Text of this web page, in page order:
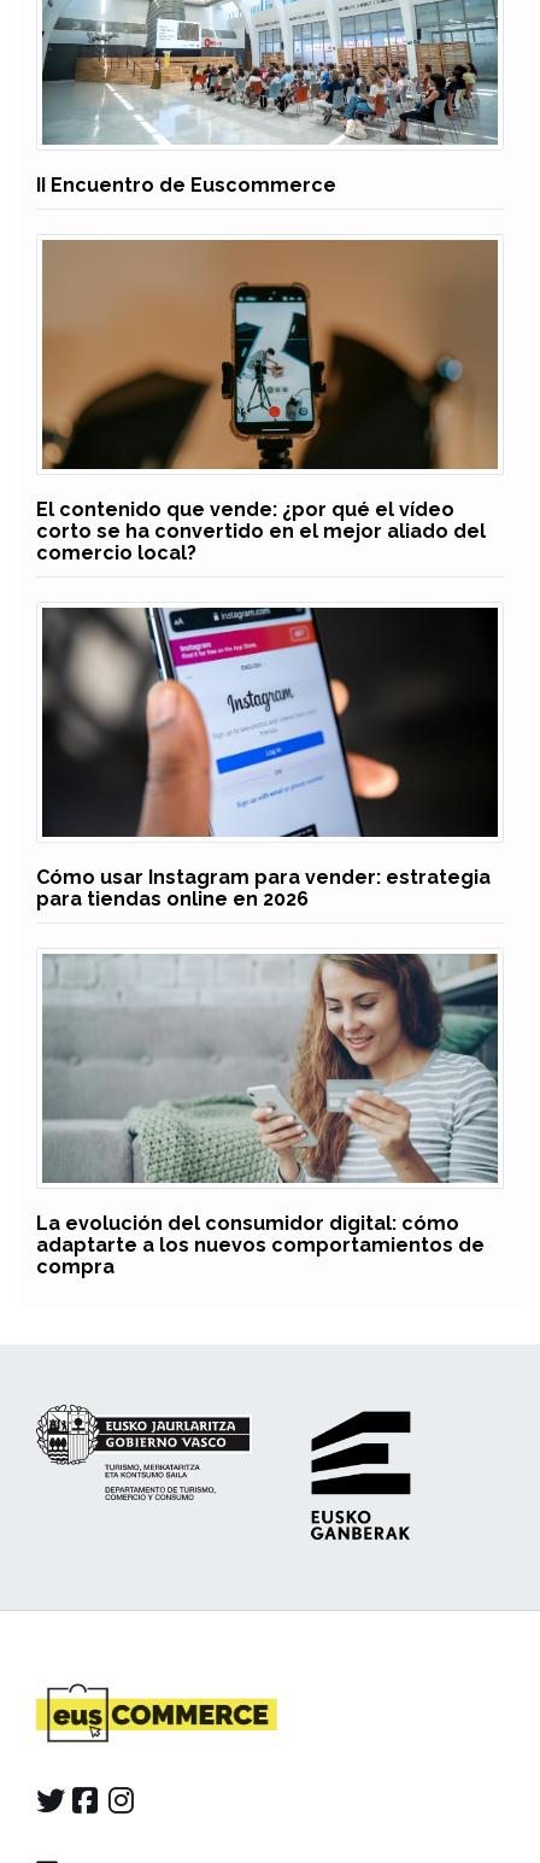
II Encuentro de Euscommerce
El contenido que vende: ¿por qué el vídeo
corto se ha convertido en el mejor aliado del
comercio local?
Cómo usar Instagram para vender: estrategia
para tiendas online en 2026
La evolución del consumidor digital: cómo
adaptarte a los nuevos comportamientos de
compra